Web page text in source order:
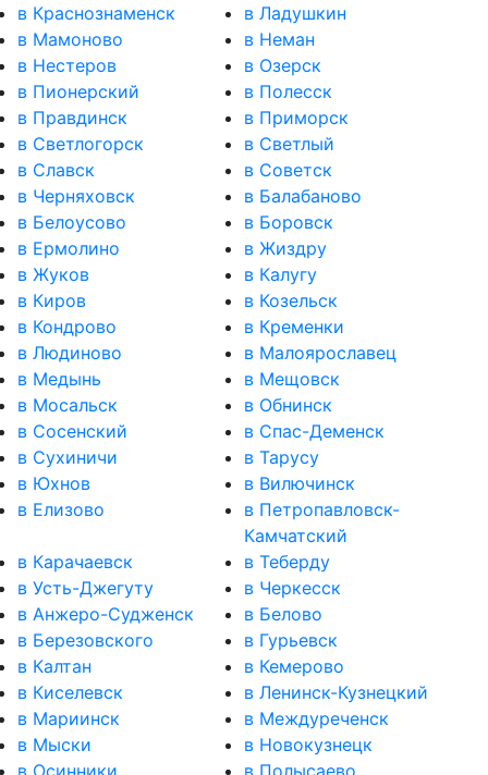
в Краснознаменск
в Ладушкин
в Мамоново
в Неман
в Нестеров
в Озерск
в Пионерский
в Полесск
в Правдинск
в Приморск
в Светлогорск
в Светлый
в Славск
в Советск
в Черняховск
в Балабаново
в Белоусово
в Боровск
в Ермолино
в Жиздру
в Жуков
в Калугу
в Киров
в Козельск
в Кондрово
в Кременки
в Людиново
в Малоярославец
в Медынь
в Мещовск
в Мосальск
в Обнинск
в Сосенский
в Спас-Деменск
в Сухиничи
в Тарусу
в Юхнов
в Вилючинск
в Елизово
в Петропавловск-
Камчатский
в Карачаевск
в Теберду
в Усть-Джегуту
в Черкесск
в Анжеро-Судженск
в Белово
в Березовского
в Гурьевск
в Калтан
в Кемерово
в Киселевск
в Ленинск-Кузнецкий
в Мариинск
в Междуреченск
в Мыски
в Новокузнецк
в Осинники
в Полысаево